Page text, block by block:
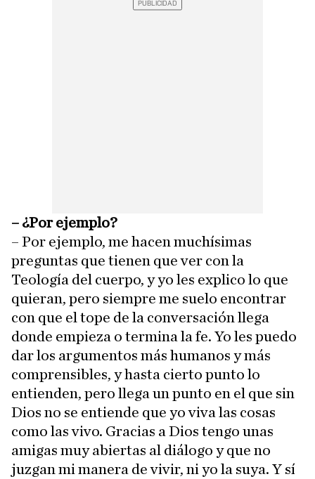
– ¿Por ejemplo?
– Por ejemplo, me hacen muchísimas
preguntas que tienen que ver con la
Teología del cuerpo, y yo les explico lo que
quieran, pero siempre me suelo encontrar
con que el tope de la conversación llega
donde empieza o termina la fe. Yo les puedo
dar los argumentos más humanos y más
comprensibles, y hasta cierto punto lo
entienden, pero llega un punto en el que sin
Dios no se entiende que yo viva las cosas
como las vivo. Gracias a Dios tengo unas
amigas muy abiertas al diálogo y que no
juzgan mi manera de vivir, ni yo la suya. Y sí